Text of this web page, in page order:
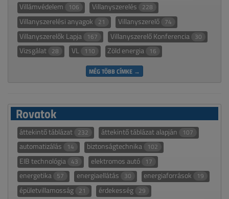
Villámvédelem 106 Villanyszerelés 228
Villanyszerelési anyagok 21 Villanyszerelő 74
Villanyszerelők Lapja 167 Villanyszerelő Konferencia 30
Vizsgálat 28 VL 110 Zöld energia 16
MÉG TÖBB CÍMKE →
Rovatok
áttekintő táblázat 232 áttekintő táblázat alapján 107
automatizálás 14 biztonságtechnika 102
EIB technológia 43 elektromos autó 17
energetika 57 energiaellátás 30 energiaforrások 19
épületvillamosság 21 érdekesség 29